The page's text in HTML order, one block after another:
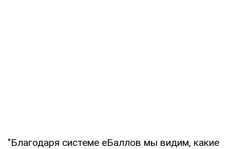
"Благодаря системе еБаллов мы видим, какие